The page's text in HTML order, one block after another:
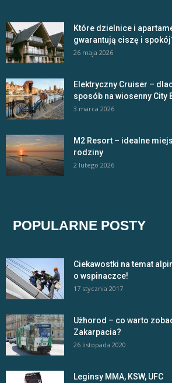
Które dzielnice i
gwarantują ciszę i
26 maja 2026
Elektryczny Cruiser –
sposób na wiosenny City
3 marca 2026
M2 Resort – idealne
rodziny
2 lutego 2026
POPULARNE POSTY
Ciekawostki na temat
o wspinaczce!
17 stycznia 2017
Użhorod – co warto
Zakarpacia?
26 listopada 2020
Leginsy MMA, KSW, UFC